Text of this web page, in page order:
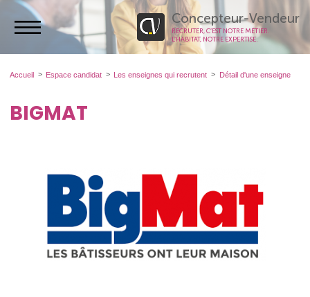
Concepteur-Vendeur
RECRUTER, C’EST NOTRE MÉTIER.
L’HABITAT, NOTRE EXPERTISE.
Accueil Espace candidat Les enseignes qui recrutent Détail d'une enseigne
BIGMAT